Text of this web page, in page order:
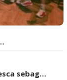
sebag…